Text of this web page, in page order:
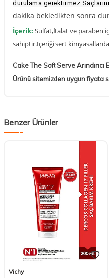
durulama
dakika bekledikten sonra
İçerik: Sülfat,ftalat ve paraben
sahiptir.İçeriği sert
Cake The Soft Serve Arındırıcı
Ürünü sitemizden uygun fiyata
Benzer Ürünler
Vichy